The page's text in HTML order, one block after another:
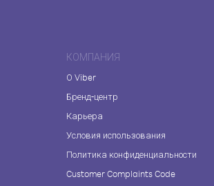
КОМПАНИЯ
О Viber
Бренд-центр
Карьера
Условия использования
Политика конфиденциальности
Customer Complaints Code